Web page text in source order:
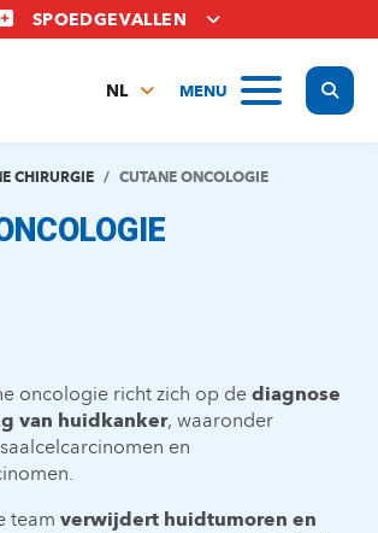
SPOEDGEVALLEN
MENU
NL
EN
CHIRURGIE CUTANE ONCOLOGIE
oncologie richt zich op de diagnose
van huidkanker, waaronder
en
team verwijdert huidtumoren en